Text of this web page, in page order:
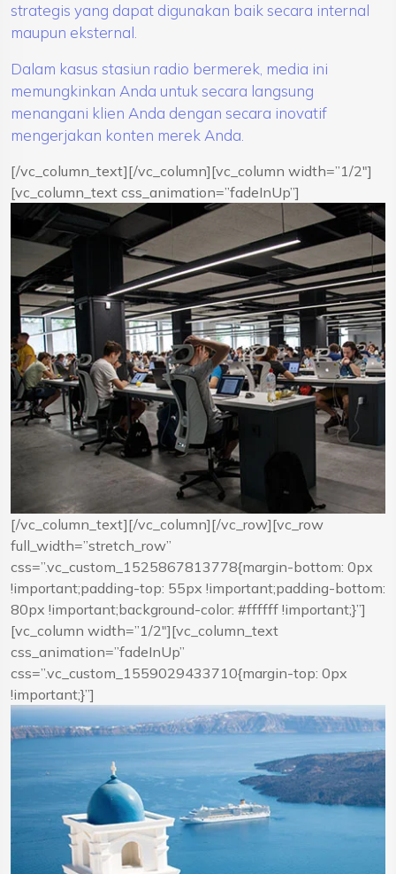
strategis yang dapat digunakan baik secara internal
maupun eksternal.
Dalam kasus stasiun radio bermerek, media ini
memungkinkan Anda untuk secara langsung
menangani klien Anda dengan secara inovatif
mengerjakan konten merek Anda.
[/vc_column_text][/vc_column][vc_column width=”1/2″]
[vc_column_text css_animation=”fadeInUp”]
[/vc_column_text][/vc_column][/vc_row][vc_row
full_width=”stretch_row”
css=”.vc_custom_1525867813778{margin-bottom: 0px
!important;padding-top: 55px !important;padding-bottom:
80px !important;background-color: #ffffff !important;}”]
[vc_column width=”1/2″][vc_column_text
css_animation=”fadeInUp”
css=”.vc_custom_1559029433710{margin-top: 0px
!important;}”]